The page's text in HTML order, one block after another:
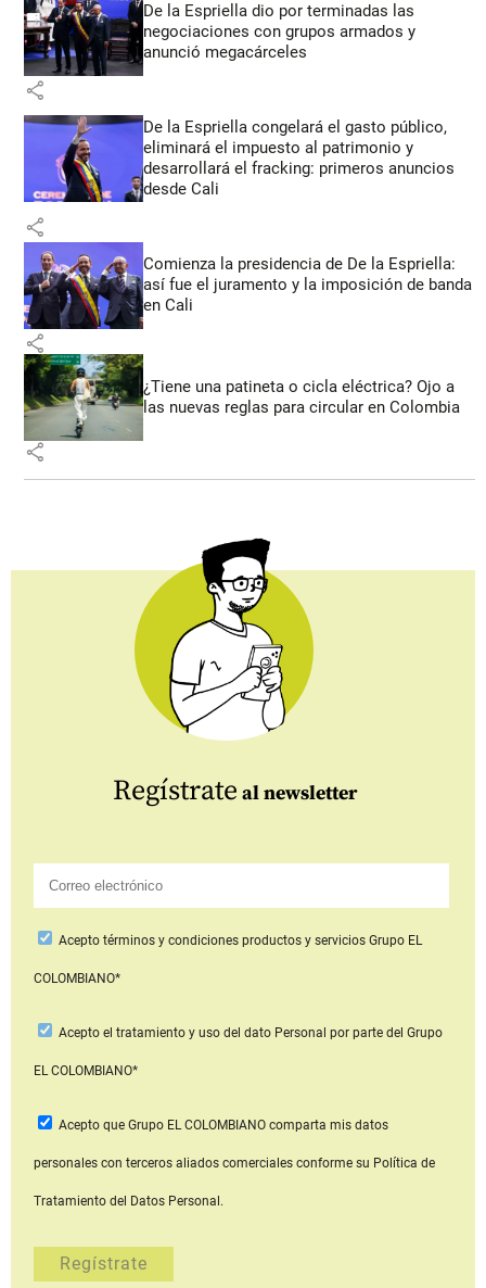
De la Espriella dio por terminadas las
negociaciones con grupos armados y
anunció megacárceles
share
De la Espriella congelará el gasto público,
eliminará el impuesto al patrimonio y
desarrollará el fracking: primeros anuncios
desde Cali
share
Comienza la presidencia de De la Espriella:
así fue el juramento y la imposición de banda
en Cali
share
¿Tiene una patineta o cicla eléctrica? Ojo a
las nuevas reglas para circular en Colombia
share
Regístrate al newsletter
Aceptotérminos y condiciones productos y serviciosGrupo EL
COLOMBIANO*
Acepto el tratamiento y uso del dato Personal por parte del Grupo
EL COLOMBIANO*
Acepto que Grupo EL COLOMBIANOcomparta mis datos
personales con terceros aliados comerciales conforme su Política de
Tratamiento del Datos Personal.